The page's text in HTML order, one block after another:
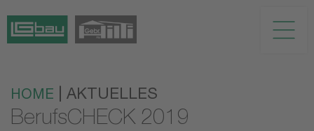
HOME | AKTUELLES
BerufsCHECK 2019